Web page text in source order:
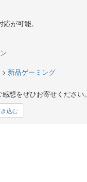
が可能。
> 新品ゲーミング
想をぜひお寄せください。
込む